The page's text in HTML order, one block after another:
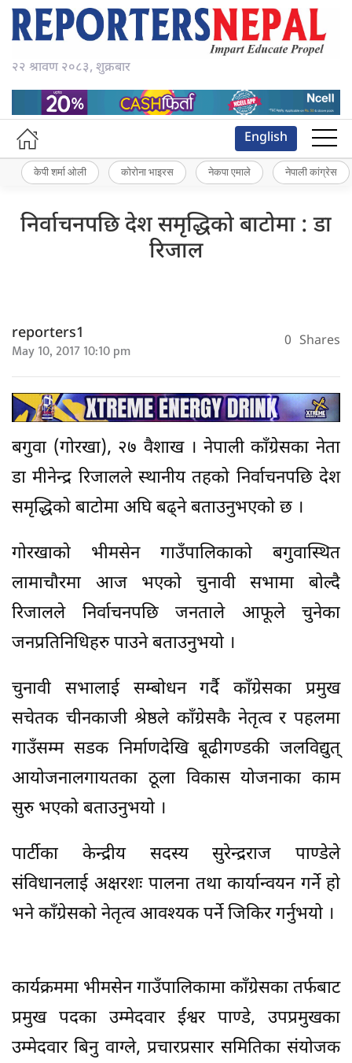
२२ श्रावण २०८३, शुक्रबार
English
केपी शर्मा ओली कोरोना भाइरस नेकपा एमाले नेपाली कांग्रेस
निर्वाचनपछि देश समृद्धिको बाटोमा : डा
रिजाल
reporters1
May 10, 2017 10:10 pm 0 Shares
बगुवा (गोरखा), २७ वैशाख । नेपाली काँग्रेसका नेता
डा मीनेन्द्र रिजालले स्थानीय तहको निर्वाचनपछि देश
समृद्धिको बाटोमा अघि बढ्ने बताउनुभएको छ ।
गोरखाको भीमसेन गाउँपालिकाको बगुवास्थित
लामाचौरमा आज भएको चुनावी सभामा बोल्दै
रिजालले निर्वाचनपछि जनताले आफूले चुनेका
जनप्रतिनिधिहरु पाउने बताउनुभयो ।
चुनावी सभालाई सम्बोधन गर्दै काँग्रेसका प्रमुख
सचेतक चीनकाजी श्रेष्ठले काँग्रेसकै नेतृत्व र पहलमा
गाउँसम्म सडक निर्माणदेखि बूढीगण्डकी जलविद्युत्
आयोजनालगायतका ठूला विकास योजनाका काम
सुरु भएको बताउनुभयो ।
पार्टीका केन्द्रीय सदस्य सुरेन्द्रराज पाण्डेले
संविधानलाई अक्षरशः पालना तथा कार्यान्वयन गर्ने हो
भने काँग्रेसको नेतृत्व आवश्यक पर्ने जिकिर गर्नुभयो ।
कार्यक्रममा भीमसेन गाउँपालिकामा काँग्रेसका तर्फबाट
प्रमुख पदका उम्मेदवार ईश्वर पाण्डे, उपप्रमुखका
उम्मेदवार बिनु वाग्ले, प्रचारप्रसार समितिका संयोजक